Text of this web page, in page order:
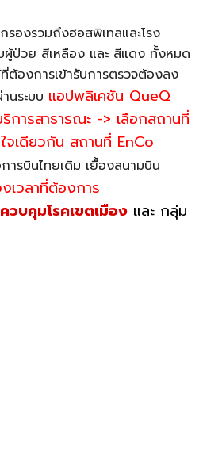
องรวมถึงฮอสพิเทลและโรง
ป่วย สีเหลือง และ สีแดง ทั้งหมด
ต้องการเข้ารับการตรวจต้องลง
นระบบ แอปพลิเคชัน QueQ
ริการสาธารณะ -> เลือกสถานที่
จเดียวกัน สถานที่ EnCo
ารบินไทยเดิม เยื้องสนามบิน
เวลาที่ต้องการ
บคุมโรคเขตเมือง และ กลุ่ม